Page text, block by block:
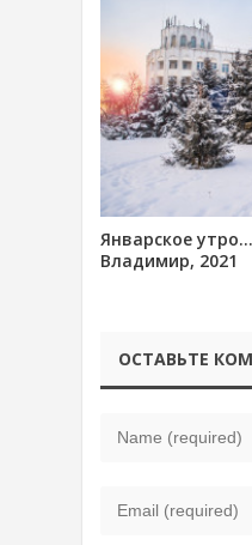
Январское
Владимир, 2021
ОСТАВЬТЕ